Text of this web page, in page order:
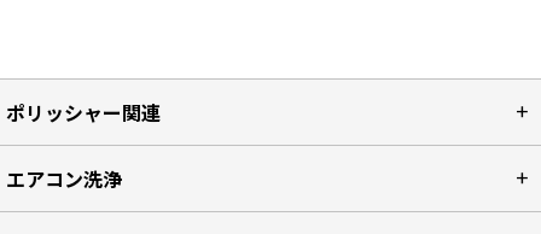
ポリッシャー関連
エアコン洗浄